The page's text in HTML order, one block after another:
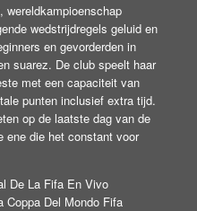
wereldkampioenschap
wedstrijdregels geluid en
en gevorderden in
suarez. De club speelt haar
met een capaciteit van
punten inclusief extra tijd.
op de laatste dag van de
ene die het constant voor
De La Fifa En Vivo
Coppa Del Mondo Fifa